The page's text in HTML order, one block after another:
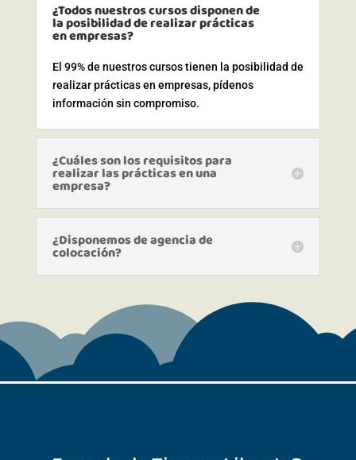
¿Todos nuestros cursos disponen de
la posibilidad de realizar prácticas
en empresas?
El 99% de nuestros cursos tienen la posibilidad de
realizar prácticas en empresas, pídenos
información sin compromiso.
¿Cuáles son los requisitos para
realizar las prácticas en una
empresa?
¿Disponemos de agencia de
colocación?